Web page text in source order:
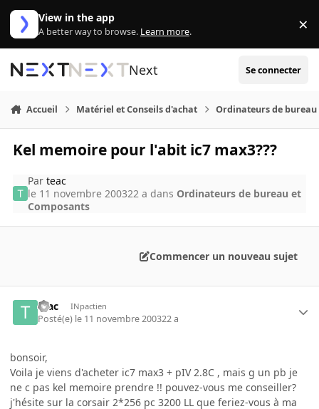
Aller au contenu
View in the app
A better way to browse. Learn more. ×
Next Se connecter
Accueil Matériel et Conseils d'achat Ordinateurs de bureau
Kel memoire pour l'abit ic7 max3???
Parteac
le 11 novembre 200322 a dans Ordinateurs de bureau et
Composants
Commencer un nouveau sujet
teac INpactien
Posté(e) le 11 novembre 200322 a
bonsoir,
Voila je viens d'acheter ic7 max3 + pIV 2.8C , mais g un pb je
ne c pas kel memoire prendre !! pouvez-vous me conseiller?
j'hésite sur la corsair 2*256 pc 3200 LL que feriez-vous à ma